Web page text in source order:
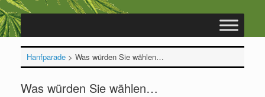
Hanfparade> Was würden Sie wählen…
Was würden Sie wählen…